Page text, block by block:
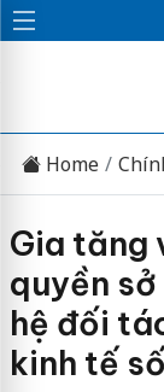
Home
Gia tăng
quyền
hệ đối
kinh tế số